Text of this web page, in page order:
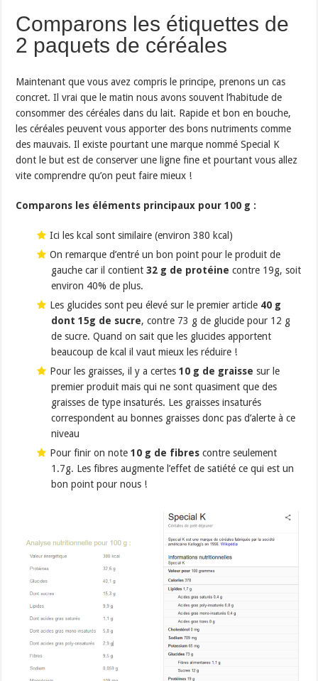
Comparons les étiquettes de
2 paquets de céréales
Maintenant que vous avez compris le principe, prenons un cas
concret. Il vrai que le matin nous avons souvent l’habitude de
consommer des céréales dans du lait. Rapide et bon en bouche,
les céréales peuvent vous apporter des bons nutriments comme
des mauvais. Il existe pourtant une marque nommé Special K
dont le but est de conserver une ligne fine et pourtant vous allez
vite comprendre qu’on peut faire mieux !
Comparons les éléments principaux pour 100 g :
Ici les kcal sont similaire (environ 380 kcal)
On remarque d’entré un bon point pour le produit de
gauche car il contient32 g de protéine contre 19g, soit
environ 40% de plus.
Les glucides sont peu élevé sur le premier article 40 g
dont 15g de sucre, contre 73 g de glucide pour 12 g
de sucre. Quand on sait que les glucides apportent
beaucoup de kcal il vaut mieux les réduire !
Pour les graisses, il y a certes10 g de graisse sur le
premier produit mais qui ne sont quasiment que des
graisses de type insaturés. Les graisses insaturés
correspondent au bonnes graisses donc pas d’alerte à ce
niveau
Pour finir on note10 g de fibres contre seulement
1.7g. Les fibres augmente l’effet de satiété ce qui est un
bon point pour nous !